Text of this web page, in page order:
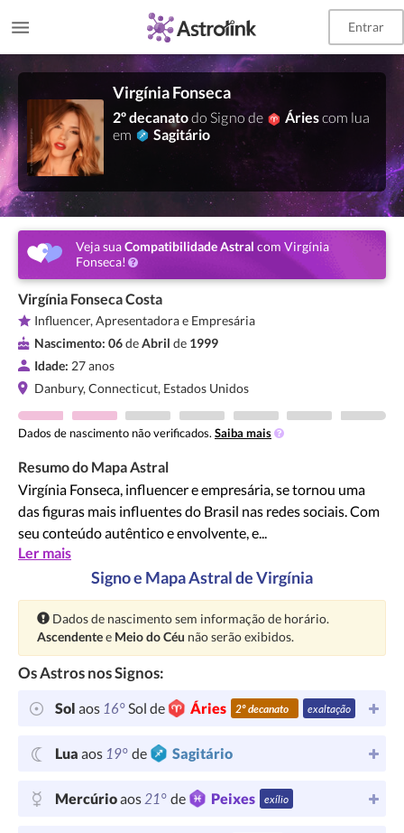
Entrar
Virgínia Fonseca
2º decanatodo Signo de Áriescom lua
em
Sagitário
Veja suaCompatibilidade Astral com Virgínia
Fonseca!
Virgínia Fonseca Costa
Influencer, Apresentadora e Empresária
Nascimento: 06deAbril de 1999
Idade: 27 anos
Danbury, Connecticut, Estados Unidos
Dados de nascimento não verificados. Saiba mais
Resumo do Mapa Astral
Virgínia Fonseca, influencer e empresária, se tornou uma
das figuras mais influentes do Brasil nas redes sociais. Com
seu conteúdo autêntico e envolvente, e...
Ler mais
Signo e Mapa Astral de Virgínia
Atenção:
Dados de nascimento sem informação de horário.
Ascendentee Meio do Céu não serão exibidos.
Os Astros nos Signos:
Sol aos 16°Sol de Áries 2º decanato exaltação
Lua aos 19° de Sagitário
Mercúrioaos21° de Peixes exílio